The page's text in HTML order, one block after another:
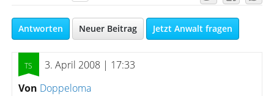
Antworten Neuer Beitrag Jetzt Anwalt fragen
3. April 2008 | 17:33
Von Doppeloma